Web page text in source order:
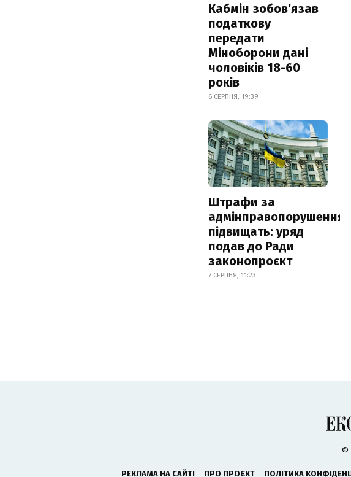
Кабмін зобовʼязав
податкову
передати
Міноборони дані
чоловіків 18-60
років
6 СЕРПНЯ, 19:39
Штрафи за
адмінправопорушення
підвищать: уряд
подав до Ради
законопроєкт
7 СЕРПНЯ, 11:23
©
РЕКЛАМА НА САЙТІ ПРО ПРОЄКТ ПОЛІТИКА